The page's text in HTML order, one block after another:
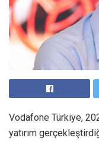
Vodafone Türkiye,
yatırım